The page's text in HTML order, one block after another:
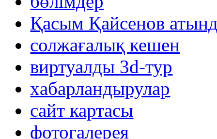
Қасым Қайсенов
солжағалық кешен
виртуалды 3d-тур
xабарландырулар
сайт картасы
фотогалерея